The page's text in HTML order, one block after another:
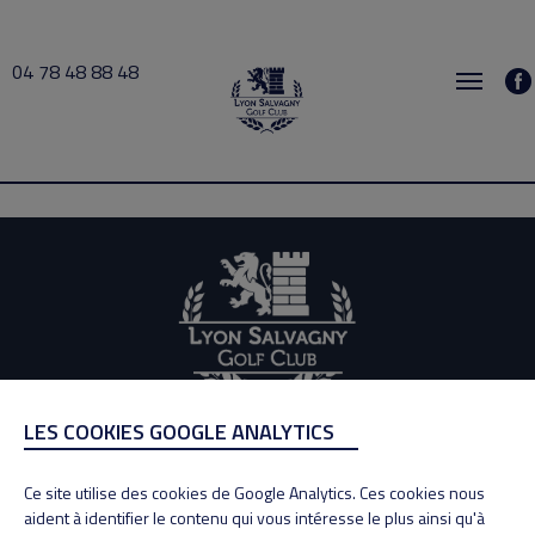
04 78 48 88 48
Larretche 2025-08-15 18:30 → 2025-08-15 20:00
ADRESSE
69890 La Tour de Salvagny
Tél : 04 78 48 88 48
LES COOKIES GOOGLE ANALYTICS
Ce site utilise des cookies de Google Analytics. Ces cookies nous
aident à identifier le contenu qui vous intéresse le plus ainsi qu'à